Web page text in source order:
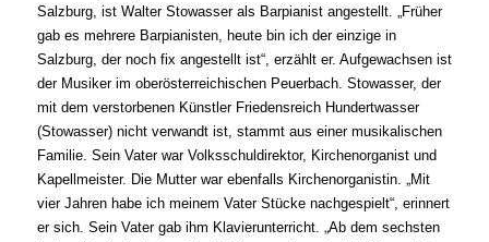
Salzburg, ist Walter Stowasser als Barpianist angestellt. „Früher
gab es mehrere Barpianisten, heute bin ich der einzige in
Salzburg, der noch fix angestellt ist“, erzählt er. Aufgewachsen ist
der Musiker im oberösterreichischen Peuerbach. Stowasser, der
mit dem verstorbenen Künstler Friedensreich Hundertwasser
(Stowasser) nicht verwandt ist, stammt aus einer musikalischen
Familie. Sein Vater war Volksschuldirektor, Kirchenorganist und
Kapellmeister. Die Mutter war ebenfalls Kirchenorganistin. „Mit
vier Jahren habe ich meinem Vater Stücke nachgespielt“, erinnert
er sich. Sein Vater gab ihm Klavierunterricht. „Ab dem sechsten